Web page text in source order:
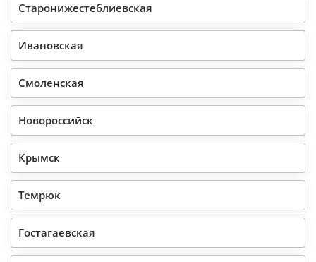
Старонижестеблиевская
Ивановская
Смоленская
Новороссийск
Крымск
Темрюк
Гостагаевская